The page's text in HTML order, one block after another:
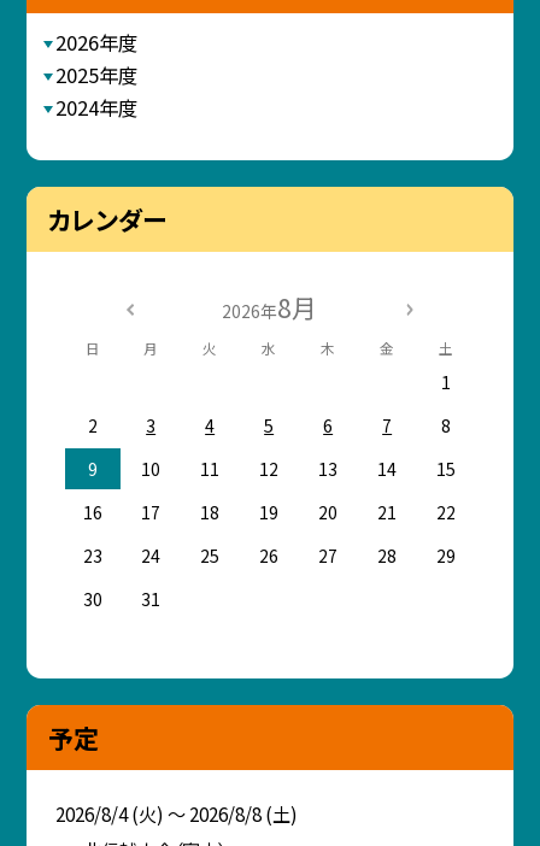
2026年度
2025年度
2024年度
カレンダー
2026年8月
日 月 火 水 木 金 土
1
2
3 4 5 6 7
8
9
10 11 12 13 14
15
16
17 18 19 20 21
22
23
24 25 26 27 28
29
30
31
予定
2026/8/4 (火) ～ 2026/8/8 (土)